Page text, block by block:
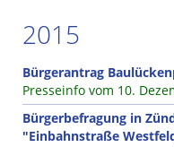
2015
Bürgerantrag
Presseinfo vom 10.
Bürgerbefragung in
"Einbahnstraße